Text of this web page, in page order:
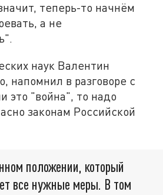
теперь-то начнём
а не
наук Валентин
напомнил в разговоре с
это "война", то надо
законам Российской
положении, который
все нужные меры. В том